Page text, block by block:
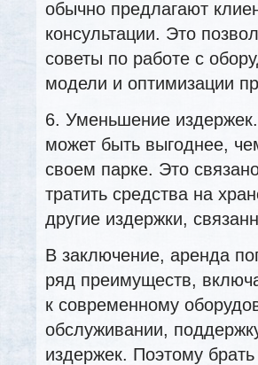
обычно предлагают
консультации. Это
советы по работе с
модели и оптимизации
6. Уменьшение издержек.
может быть выгоднее,
своем парке. Это
тратить средства на
другие издержки,
В заключение, аренда
ряд преимуществ,
к современному
обслуживании,
издержек. Поэтому